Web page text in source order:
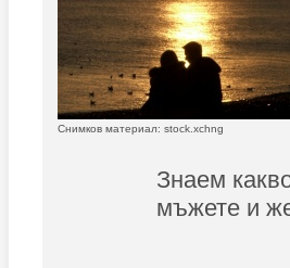
Снимков материал: stock.xchng
Знаем
мъжете и